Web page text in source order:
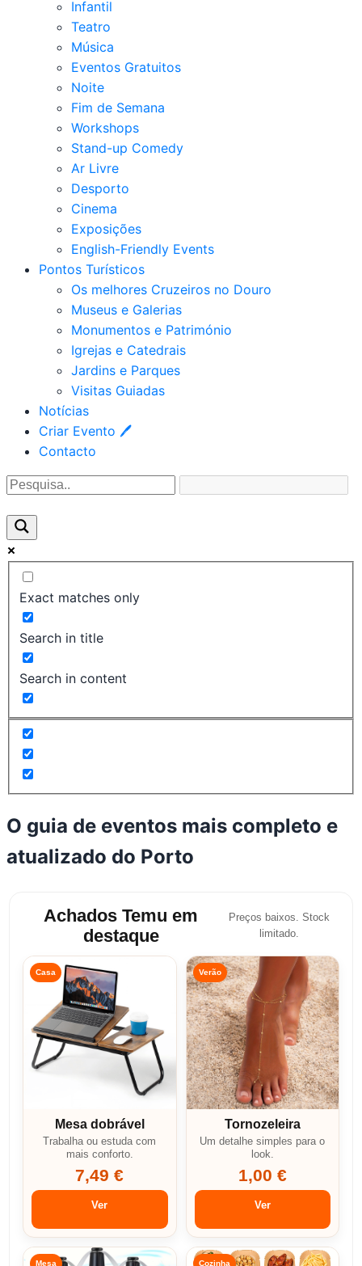
Infantil
Teatro
Música
Eventos Gratuitos
Noite
Fim de Semana
Workshops
Stand-up Comedy
Ar Livre
Desporto
Cinema
Exposições
English-Friendly Events
Pontos Turísticos
Os melhores Cruzeiros no Douro​
Museus e Galerias
Monumentos e Património
Igrejas e Catedrais
Jardins e Parques
Visitas Guiadas
Notícias
Criar Evento 🖊
Contacto
Exact matches only
Search in title
Search in content
O guia de eventos mais completo e
atualizado do Porto
Achados Temu em
destaque
Preços baixos. Stock
limitado.
Casa
Mesa dobrável
Trabalha ou estuda com
mais conforto.
7,49 €
Ver
Verão
Tornozeleira
Um detalhe simples para o
look.
1,00 €
Ver
Mesa Cozinha